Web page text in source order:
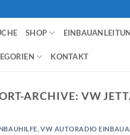
SHOP
KONTAKT
ARCHIVE: VW
,VW AUTORADIO